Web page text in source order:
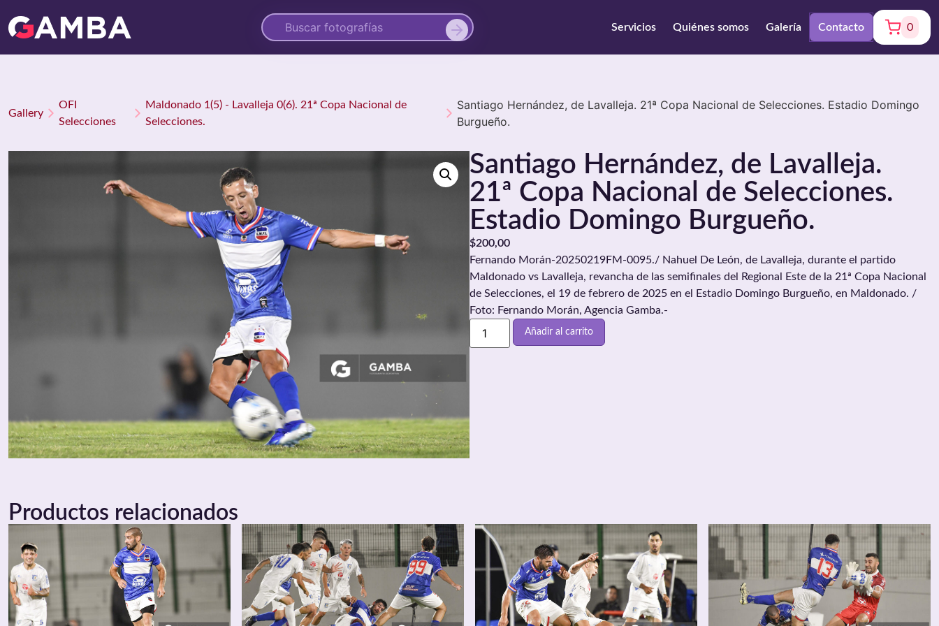
Servicios Quiénes somos Galería Contacto 0
Gallery
OFI
Selecciones
Maldonado 1(5) - Lavalleja 0(6). 21ª Copa Nacional de
Selecciones.
Santiago Hernández, de Lavalleja. 21ª Copa Nacional de Selecciones. Estadio Domingo
Burgueño.
Santiago Hernández, de Lavalleja.
21ª Copa Nacional de Selecciones.
Estadio Domingo Burgueño.
$200,00
Fernando Morán-20250219FM-0095./ Nahuel De León, de Lavalleja, durante el partido
Maldonado vs Lavalleja, revancha de las semifinales del Regional Este de la 21ª Copa Nacional
de Selecciones, el 19 de febrero de 2025 en el Estadio Domingo Burgueño, en Maldonado. /
Foto: Fernando Morán, Agencia Gamba.-
Añadir al carrito
Productos relacionados